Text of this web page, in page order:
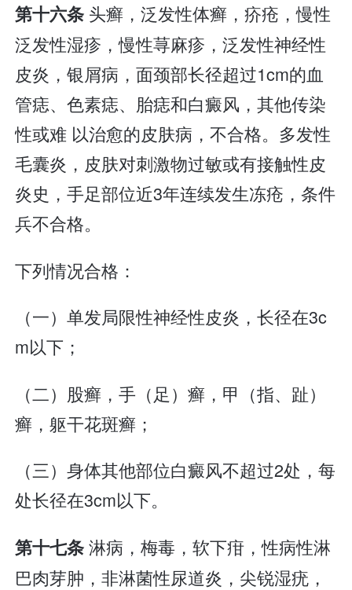
第十六条 头癣，泛发性体癣，疥疮，慢性
泛发性湿疹，慢性荨麻疹，泛发性神经性
皮炎，银屑病，面颈部长径超过1cm的血
管痣、色素痣、胎痣和白癜风，其他传染
性或难 以治愈的皮肤病，不合格。多发性
毛囊炎，皮肤对刺激物过敏或有接触性皮
炎史，手足部位近3年连续发生冻疮，条件
兵不合格。
下列情况合格：
（一）单发局限性神经性皮炎，长径在3c
m以下；
（二）股癣，手（足）癣，甲（指、趾）
癣，躯干花斑癣；
（三）身体其他部位白癜风不超过2处，每
处长径在3cm以下。
第十七条淋病，梅毒，软下疳，性病性淋
巴肉芽肿，非淋菌性尿道炎，尖锐湿疣，